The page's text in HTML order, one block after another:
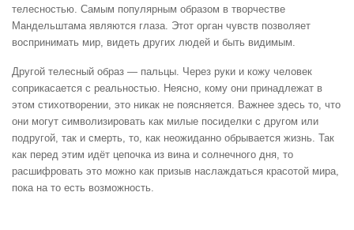
телесностью. Самым популярным образом в творчестве
Мандельштама являются глаза. Этот орган чувств позволяет
воспринимать мир, видеть других людей и быть видимым.
Другой телесный образ — пальцы. Через руки и кожу человек
соприкасается с реальностью. Неясно, кому они принадлежат в
этом стихотворении, это никак не поясняется. Важнее здесь то, что
они могут символизировать как милые посиделки с другом или
подругой, так и смерть, то, как неожиданно обрывается жизнь. Так
как перед этим идёт цепочка из вина и солнечного дня, то
расшифровать это можно как призыв наслаждаться красотой мира,
пока на то есть возможность.